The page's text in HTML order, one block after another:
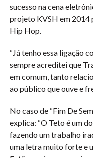
sucesso na cena
projeto KVSH em 2014
Hip Hop.
“Já tenho essa ligação
sempre acreditei que
em comum, tanto
ao público que ouve e
No caso de “Fim De
explica: “O Teto é um
fazendo um trabalho
uma letra muito forte e